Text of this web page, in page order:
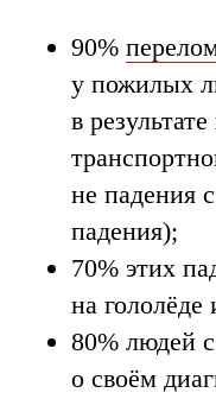
90%
у пожилых
в
не падения
падения);
70% этих
на гололёде
80% людей
о своём